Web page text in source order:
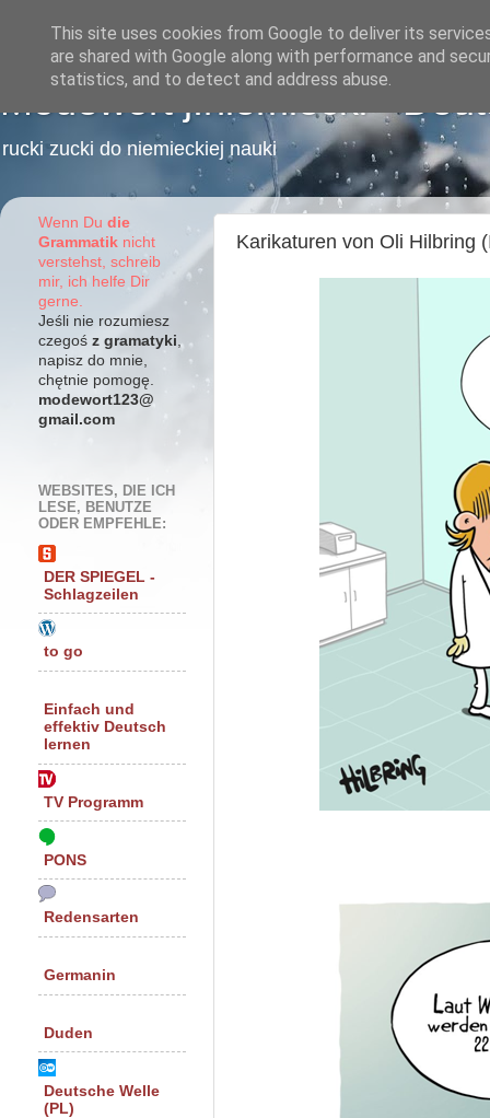
Modewort j.niemiecki -
rucki zucki do niemieckiej nauki
Karikaturen von Oli Hilbring
Wenn Du die
Grammatik nicht
verstehst, schreib
mir, ich helfe Dir
gerne.
Jeśli nie rozumiesz
czegoś z gramatyki
napisz do mnie,
chętnie pomogę.
modewort123@
gmail.com
WEBSITES, DIE ICH
LESE, BENUTZE
ODER EMPFEHLE:
DER SPIEGEL -
Schlagzeilen
to go
Einfach und
effektiv Deutsch
lernen
TV Programm
PONS
Redensarten
Germanin
Duden
Deutsche Welle
(PL)
This site uses cookies from Google to deliver its
are shared with Google along with performance and
statistics, and to detect and address abuse.